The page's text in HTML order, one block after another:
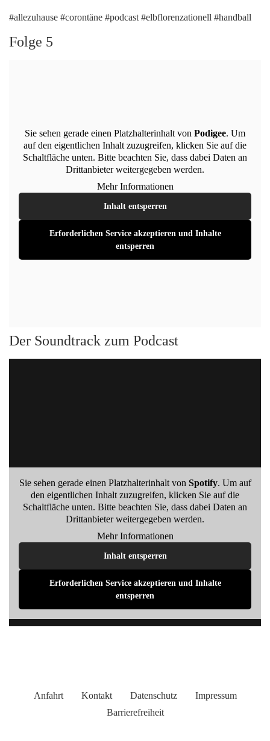
#allezuhause #corontäne #podcast #elbflorenzationell #handball
Folge 5
Sie sehen gerade einen Platzhalterinhalt von Podigee. Um
auf den eigentlichen Inhalt zuzugreifen, klicken Sie auf die
Schaltfläche unten. Bitte beachten Sie, dass dabei Daten an
Drittanbieter weitergegeben werden.
Mehr Informationen
Inhalt entsperren
Erforderlichen Service akzeptieren und Inhalte
entsperren
Der Soundtrack zum Podcast
Sie sehen gerade einen Platzhalterinhalt von Spotify. Um auf
den eigentlichen Inhalt zuzugreifen, klicken Sie auf die
Schaltfläche unten. Bitte beachten Sie, dass dabei Daten an
Drittanbieter weitergegeben werden.
Mehr Informationen
Inhalt entsperren
Erforderlichen Service akzeptieren und Inhalte
entsperren
Anfahrt Kontakt Datenschutz
Impressum
Barrierefreiheit